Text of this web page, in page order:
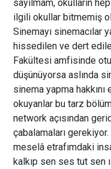
sayılmam, okulların
ilgili okullar bitmemiş
Sinemayı sinemacılar
hissedilen ve dert
Fakültesi amfisinde
düşünüyorsa aslında
sinema yapma
okuyanlar bu tarz
network açısından
çabalamaları
meselâ etrafımdaki
kalkıp sen ses tut sen